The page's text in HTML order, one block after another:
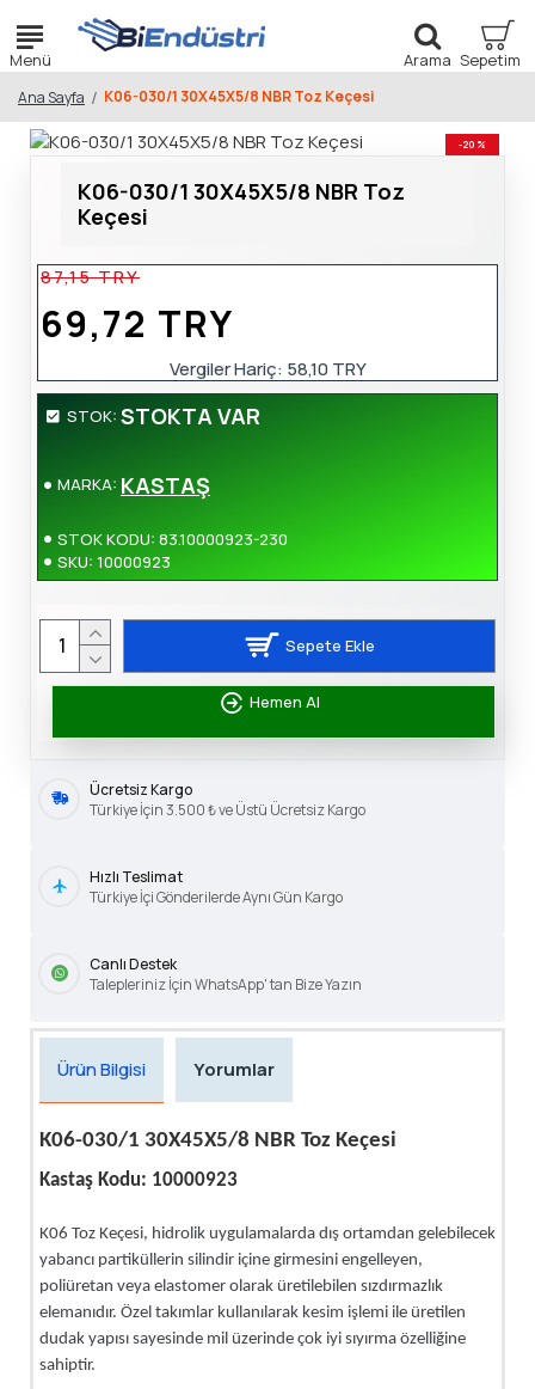
Ana Sayfa K06-030/1 30X45X5/8 NBR Toz Keçesi
-20 %
K06-030/1 30X45X5/8 NBR Toz
Keçesi
STOK: STOKTA VAR
MARKA: KASTAŞ
STOK KODU: 83.10000923-230
SKU: 10000923
69,72 TRY
87,15 TRY
Vergiler Hariç: 58,10 TRY
Sepete Ekle
Hemen Al
Ücretsiz Kargo
Türkiye İçin 3.500 ₺ ve Üstü Ücretsiz Kargo
Hızlı Teslimat
Türkiye İçi Gönderilerde Aynı Gün Kargo
Canlı Destek
Talepleriniz İçin WhatsApp' tan Bize Yazın
Ürün Bilgisi Yorumlar
K06-030/1 30X45X5/8 NBR Toz Keçesi
Kastaş Kodu: 10000923
K06 Toz Keçesi, hidrolik uygulamalarda dış ortamdan gelebilecek
yabancı partiküllerin silindir içine girmesini engelleyen,
poliüretan veya elastomer olarak üretilebilen sızdırmazlık
elemanıdır. Özel takımlar kullanılarak kesim işlemi ile üretilen
dudak yapısı sayesinde mil üzerinde çok iyi sıyırma özelliğine
sahiptir.